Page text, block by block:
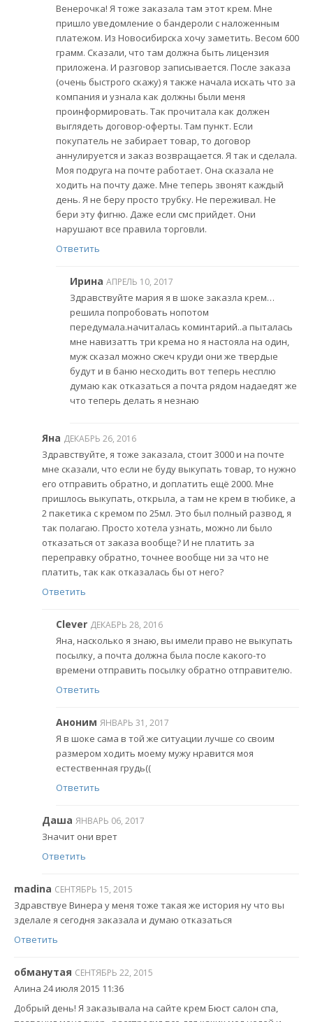
Венерочка! Я тоже заказала там этот крем. Мне
пришло уведомление о бандероли с наложенным
платежом. Из Новосибирска хочу заметить. Весом 600
грамм. Сказали, что там должна быть лицензия
приложена. И разговор записывается. После заказа
(очень быстрого скажу) я также начала искать что за
компания и узнала как должны были меня
проинформировать. Так прочитала как должен
выглядеть договор-оферты. Там пункт. Если
покупатель не забирает товар, то договор
аннулируется и заказ возвращается. Я так и сделала.
Моя подруга на почте работает. Она сказала не
ходить на почту даже. Мне теперь звонят каждый
день. Я не беру просто трубку. Не переживал. Не
бери эту фигню. Даже если смс прийдет. Они
нарушают все правила торговли.
Ответить
Ирина АПРЕЛЬ 10, 2017
Здравствуйте мария я в шоке заказла крем…
решила попробовать нопотом
передумала.начиталась коминтарий..а пыталась
мне навизатть три крема но я настояла на один,
муж сказал можно сжеч круди они же твердые
будут и в баню несходить вот теперь несплю
думаю как отказаться а почта рядом надаедят же
что теперь делать я незнаю
Яна ДЕКАБРЬ 26, 2016
Здравствуйте, я тоже заказала, стоит 3000 и на почте
мне сказали, что если не буду выкупать товар, то нужно
его отправить обратно, и доплатить ещё 2000. Мне
пришлось выкупать, открыла, а там не крем в тюбике, а
2 пакетика с кремом по 25мл. Это был полный развод, я
так полагаю. Просто хотела узнать, можно ли было
отказаться от заказа вообще? И не платить за
переправку обратно, точнее вообще ни за что не
платить, так как отказалась бы от него?
Ответить
Clever ДЕКАБРЬ 28, 2016
Яна, насколько я знаю, вы имели право не выкупать
посылку, а почта должна была после какого-то
времени отправить посылку обратно отправителю.
Ответить
Аноним ЯНВАРЬ 31, 2017
Я в шоке сама в той же ситуации лучше со своим
размером ходить моему мужу нравится моя
естественная грудь((
Ответить
Даша ЯНВАРЬ 06, 2017
Значит они врет
Ответить
madina СЕНТЯБРЬ 15, 2015
Здравствуе Винера у меня тоже такая же история ну что вы
зделале я сегодня заказала и думаю отказаться
Ответить
обманутая СЕНТЯБРЬ 22, 2015
Алина 24 июля 2015 11:36
Добрый день! Я заказывала на сайте крем Бюст салон спа,